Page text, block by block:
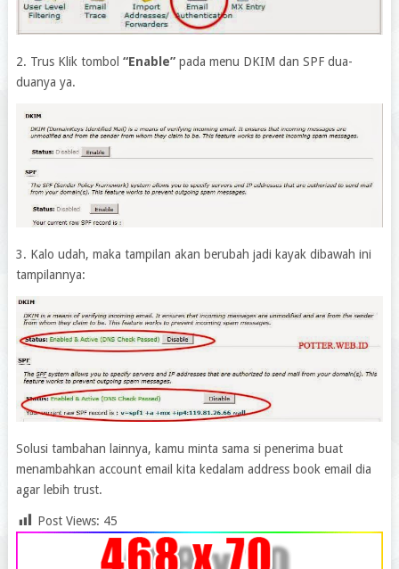
2. Trus Klik tombol “Enable”pada menu DKIM dan SPF dua-
duanya ya.
3. Kalo udah, maka tampilan akan berubah jadi kayak dibawah ini
tampilannya:
Solusi tambahan lainnya, kamu minta sama si penerima buat
menambahkan account email kita kedalam address book email dia
agar lebih trust.
Post Views: 45